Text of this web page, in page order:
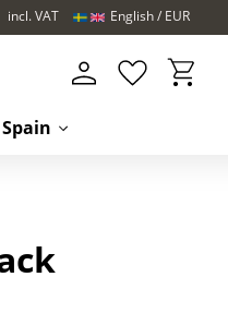
incl. VAT
Spain
Favorites
English EUR